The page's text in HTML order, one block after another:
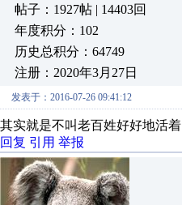
帖子：1927帖 | 14403回
年度积分：102
历史总积分：64749
注册：2020年3月27日
发表于：2016-07-26 09:41:12
其实就是不叫老百姓好好地活着
回复 引用 举报